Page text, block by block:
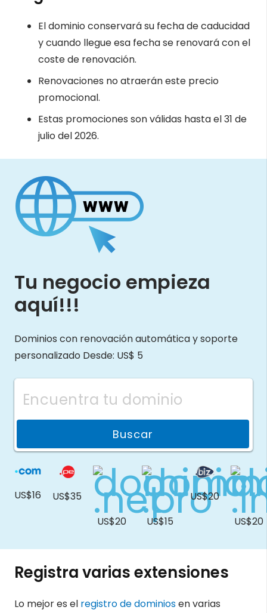
El dominio conservará su fecha de caducidad
y cuando llegue esa fecha se renovará con el
coste de renovación.
Renovaciones no atraerán este precio
promocional.
Estas promociones son válidas hasta el 31 de
julio del 2026.
Tu negocio empieza
aquí!!!
Dominios con renovación automática y soporte
personalizado Desde: US$ 5
Buscar
US$16
US$35
US$20
US$15
US$20
US$20
Registra varias extensiones
Lo mejor es el registro de dominiosen varias